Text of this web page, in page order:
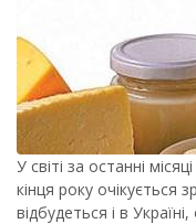
У світі за останні
кінця року очікується
відбудеться і в